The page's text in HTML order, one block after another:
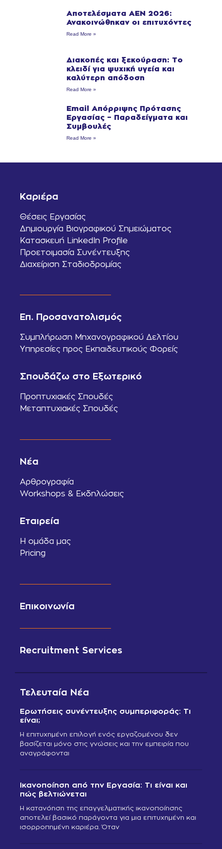
Αποτελέσματα ΑΕΝ 2026:
Ανακοινώθηκαν οι επιτυχόντες
Read More »
Διακοπές και ξεκούραση: Το
κλειδί για ψυχική υγεία και
καλύτερη απόδοση
Read More »
Email Απόρριψης Πρότασης
Εργασίας – Παραδείγματα και
Συμβουλές
Read More »
Καριέρα
Θέσεις Εργασίας
Δημιουργία Βιογραφικού Σημειώματος
Κατασκευή LinkedIn Profile
Προετοιμασία Συνέντευξης
Διαχείριση Σταδιοδρομίας
Επ. Προσανατολισμός
Συμπλήρωση Μηχανογραφικού Δελτίου
Υπηρεσίες προς Εκπαιδευτικούς Φορείς
Σπουδάζω στο Εξωτερικό
Προπτυχιακές Σπουδές
Μεταπτυχιακές Σπουδές
Νέα
Αρθρογραφία
Workshops & Εκδηλώσεις
Εταιρεία
Η ομάδα μας
Pricing
Επικοινωνία
Recruitment Services
Τελευταία Νέα
Ερωτήσεις συνέντευξης συμπεριφοράς: Τι
είναι;
Η επιτυχημένη επιλογή ενός εργαζομένου δεν
βασίζεται μόνο στις γνώσεις και την εμπειρία που
αναγράφονται
Ικανοποίηση από την Εργασία: Τι είναι και
πώς βελτιώνεται
Η κατανόηση της επαγγελματικής ικανοποίησης
αποτελεί βασικό παράγοντα για μια επιτυχημένη και
ισορροπημένη καριέρα. Όταν